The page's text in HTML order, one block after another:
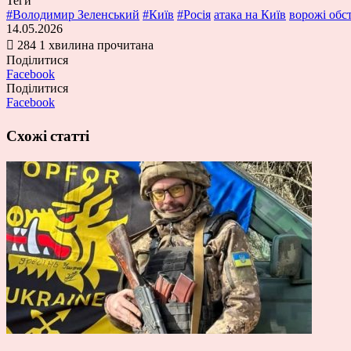
#Володимир Зеленський #Київ #Росія атака на Київ ворожі
14.05.2026
284 1 хвилина прочитана
Поділитися
Facebook
Поділитися
Facebook
Схожі статті